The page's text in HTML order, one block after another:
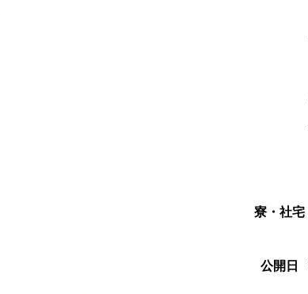
寮・社宅
公開日